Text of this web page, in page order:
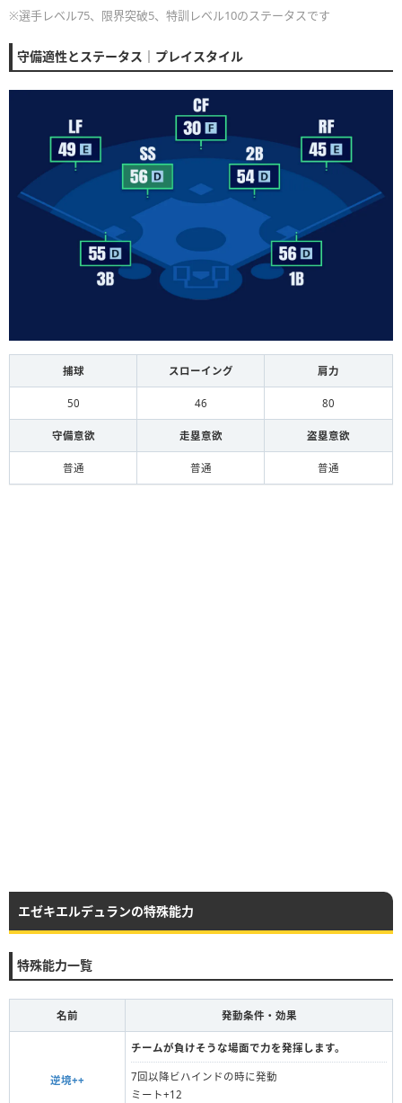
※選手レベル75、限界突破5、特訓レベル10のステータスです
守備適性とステータス｜プレイスタイル
捕球 スローイング 肩力
50 46 80
守備意欲 走塁意欲 盗塁意欲
普通 普通 普通
エゼキエルデュランの特殊能力
特殊能力一覧
名前 発動条件・効果
逆境++
チームが負けそうな場面で力を発揮します。
7回以降ビハインドの時に発動
ミート+12